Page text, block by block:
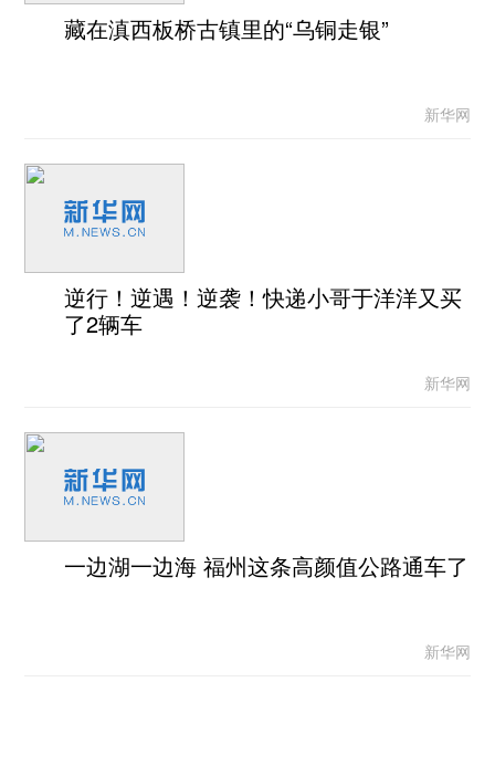
藏在滇西板桥古镇里的“乌铜走银”
新华网
逆行！逆遇！逆袭！快递小哥于洋洋又买
了2辆车
新华网
一边湖一边海 福州这条高颜值公路通车了
新华网